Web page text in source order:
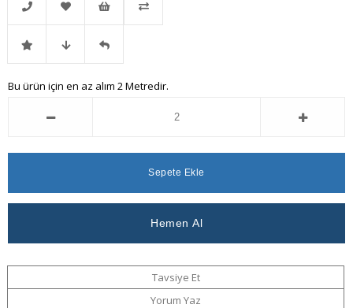
Telefonla
Sipariş
Favorilere
Ekle
İstek
Listeme
İndirimli Fiyat
Ver
Gelince
Bu ürün için en az alım 2 Metredir.
Tavsiye Et
Yorum Yaz